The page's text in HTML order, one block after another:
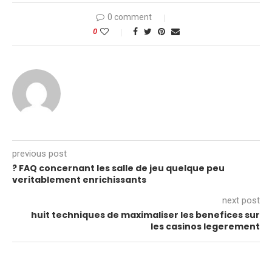
0 comment
0
previous post
? FAQ concernant les salle de jeu quelque peu
veritablement enrichissants
next post
huit techniques de maximaliser les benefices sur
les casinos legerement